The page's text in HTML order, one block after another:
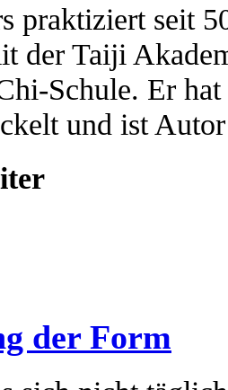
praktiziert seit
der Taiji
Schule. Er
und ist
der Form